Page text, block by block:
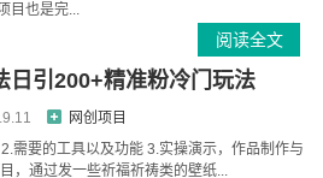
目也是完...
阅读全文
日引200+精准粉冷门玩法
网创项目
需要的工具以及功能 3.实操演示，作品制作与
，通过发一些祈福祈祷类的壁纸...